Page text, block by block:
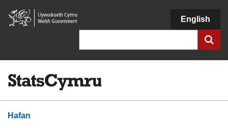
Llywodraeth
Cymru
English
Hafan